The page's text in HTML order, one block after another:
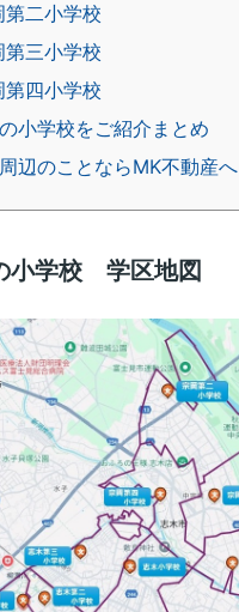
二小学校
三小学校
四小学校
小学校をご紹介まとめ
辺のことならMK不動産へ
小学校 学区地図